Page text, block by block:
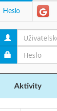
Heslo
Aktivity